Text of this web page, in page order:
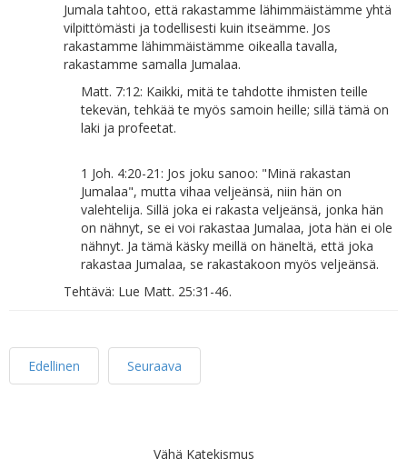
Jumala tahtoo, että rakastamme lähimmäistämme yhtä
vilpittömästi ja todellisesti kuin itseämme. Jos
rakastamme lähimmäistämme oikealla tavalla,
rakastamme samalla Jumalaa.
Matt. 7:12: Kaikki, mitä te tahdotte ihmisten teille
tekevän, tehkää te myös samoin heille; sillä tämä on
laki ja profeetat.
1 Joh. 4:20-21: Jos joku sanoo: "Minä rakastan
Jumalaa", mutta vihaa veljeänsä, niin hän on
valehtelija. Sillä joka ei rakasta veljeänsä, jonka hän
on nähnyt, se ei voi rakastaa Jumalaa, jota hän ei ole
nähnyt. Ja tämä käsky meillä on häneltä, että joka
rakastaa Jumalaa, se rakastakoon myös veljeänsä.
Tehtävä: Lue Matt. 25:31-46.
Edellinen Seuraava
Vähä Katekismus